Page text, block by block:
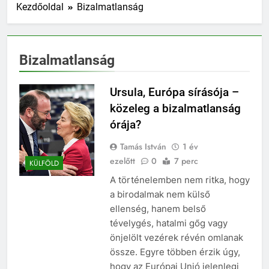
Kezdőoldal Bizalmatlanság
Bizalmatlanság
KÜLFÖLD
Ursula, Európa sírásója –
közeleg a bizalmatlanság
órája?
Tamás István
1 év
ezelőtt
0 7 perc
A történelemben nem ritka, hogy
a birodalmak nem külső
ellenség, hanem belső
tévelygés, hatalmi gőg vagy
önjelölt vezérek révén omlanak
össze. Egyre többen érzik úgy,
hogy az Európai Unió jelenlegi